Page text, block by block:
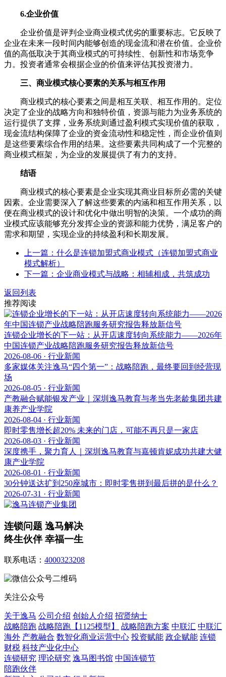
6.企业价值
企业价值是评判企业商业模式优劣的重要标志。它反映了
企业在未来一段时间内能够创造的现金流和潜在价值。企业价
值的高低取决于其商业模式的可持续性、创新性和市场竞争
力。投资者通常会根据企业的价值来评估其投资潜力。
三、商业模式核心要素的关系与相互作用
商业模式的核心要素之间是相互关联、相互作用的。定位
决定了企业的战略方向和独特价值，资源与能力为业务系统的
运行提供了支撑，业务系统则通过盈利模式实现价值的获取，
现金流结构保障了企业的资金流动性和稳定性，而企业价值则
是这些要素综合作用的结果。这些要素共同构成了一个完整的
商业模式框架，为企业的发展提供了有力的支持。
结语
商业模式的核心要素是企业实现其商业目标所必需的关键
因素。企业需要深入了解这些要素的内涵和相互作用关系，以
便在商业模式的设计和优化中做出明智的决策。一个成功的商
业模式应该能够充分发挥企业的资源和能力优势，满足客户的
需求和期望，实现企业的持续盈利和长期发展。
上一篇：什么是连锁加盟式商业模式（连锁加盟式商业
模式解析）
下一篇：企业商业模式与战略：相辅相成，共筑成功
返回列表
推荐阅读
连锁企业增长的下一站：从开店速度转向系统能力——2026年
中国连锁产业战略陪跑服务研究报告释放新信号
2026-08-06 · 行业新闻
多家媒体关注逸马“四个第一”：战略陪跑，最终要回到经营现
场
2026-08-05 · 行业新闻
产教融合赋能银发产业｜深圳逸马教育与孝当先老龄集团共建
康养产业学院
2026-08-04 · 行业新闻
即时零售增长超20% 未来的门店，可能不再只是一家店
2026-08-03 · 行业新闻
深度携手，聚力育人｜深圳逸马教育与嘉顿肯妮成功共建大健
康产业学院
2026-08-01 · 行业新闻
30分钟送达扩到250座城市：即时零售拼到最后拼的是什么？
2026-07-31 · 行业新闻
连锁问题 逸马解决
终生伙伴 幸福一生
联系电话： 4000323208
关注公众号
关于逸马 公司介绍 创始人介绍 招贤纳士
战略陪跑 战略陪跑【1125模型】 战略陪跑方案 中联汇 中联汇
海外 产教融合 数智化商业运营中心 投资赋能 政企赋能 连锁
财税 科技产业化中心
连锁研究 理论研究 逸马图书馆 中国连锁节
陪跑伙伴